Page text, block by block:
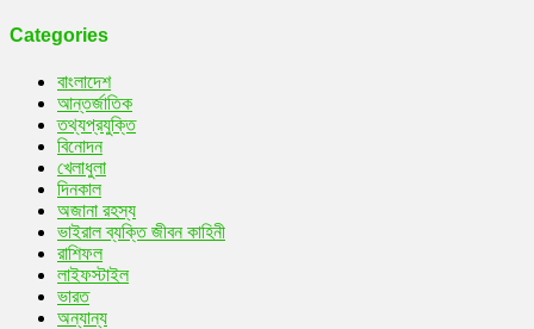
Categories
বাংলাদেশ
আন্তর্জাতিক
তথ্যপ্রযুক্তি
বিনোদন
খেলাধুলা
দিনকাল
অজানা রহস্য
ভাইরাল ব্যক্তি জীবন কাহিনী
রাশিফল
লাইফস্টাইল
ভারত
অন্যান্য